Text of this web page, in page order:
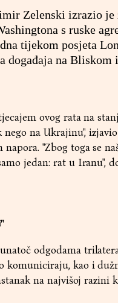
Zelenski izrazio je
s ruske
tijekom posjeta
događaja na
ovog rata na
na Ukrajinu",
"Zbog toga se
jedan: rat u Iranu",
odgodama
komuniciraju, kao i
na najvišoj razini